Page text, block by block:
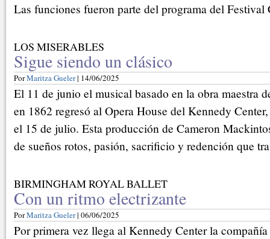
Las funciones fueron parte del programa del Festival
LOS MISERABLES
Sigue siendo un clásico
PorMaritza Gueler| 14/06/2025
El 11 de junio el musical basado en la obra maestra
en 1862 regresó al Opera House del Kennedy
el 15 de julio. Esta producción de Cameron
de sueños rotos, pasión, sacrificio y redención que
BIRMINGHAM ROYAL BALLET
Con un ritmo electrizante
PorMaritza Gueler| 06/06/2025
Por primera vez llega al Kennedy Center la